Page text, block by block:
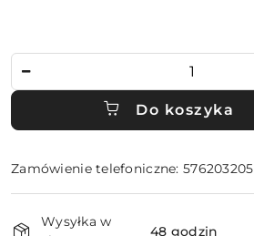
Do koszyka
Zamówienie telefoniczne: 576203205
Wysyłka w
48 godzin